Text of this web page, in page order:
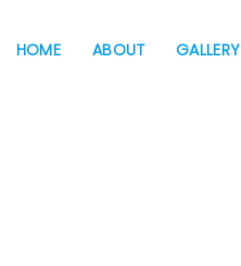
HOME ABOUT GALLERY